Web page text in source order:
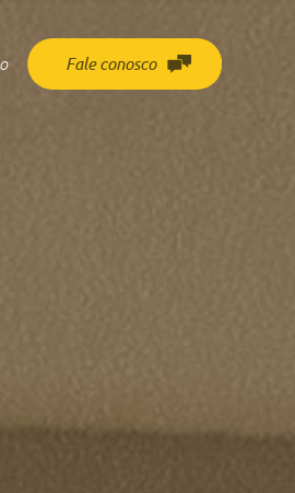
Fale conosco